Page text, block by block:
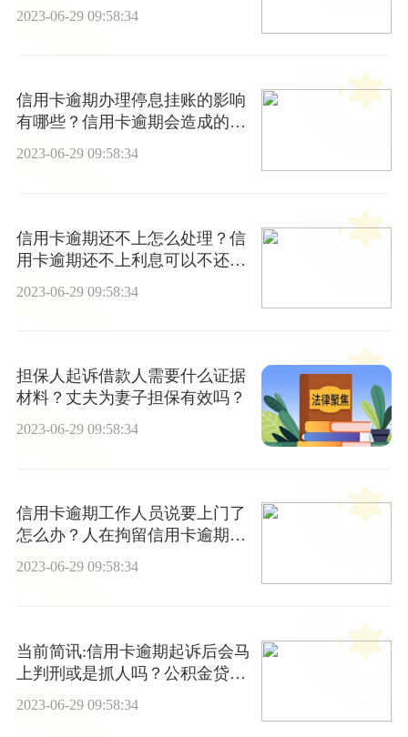
2023-06-29 09:58:34
信用卡逾期办理停息挂账的影响
有哪些？信用卡逾期会造成的后
果有哪些？
2023-06-29 09:58:34
信用卡逾期还不上怎么处理？信
用卡逾期还不上利息可以不还
2023-06-29 09:58:34
担保人起诉借款人需要什么证据
材料？丈夫为妻子担保有效吗？
2023-06-29 09:58:34
信用卡逾期工作人员说要上门了
怎么办？人在拘留信用卡逾期怎
么办？
2023-06-29 09:58:34
当前简讯:信用卡逾期起诉后会马
上判刑或是抓人吗？公积金贷款
2023-06-29 09:58:34